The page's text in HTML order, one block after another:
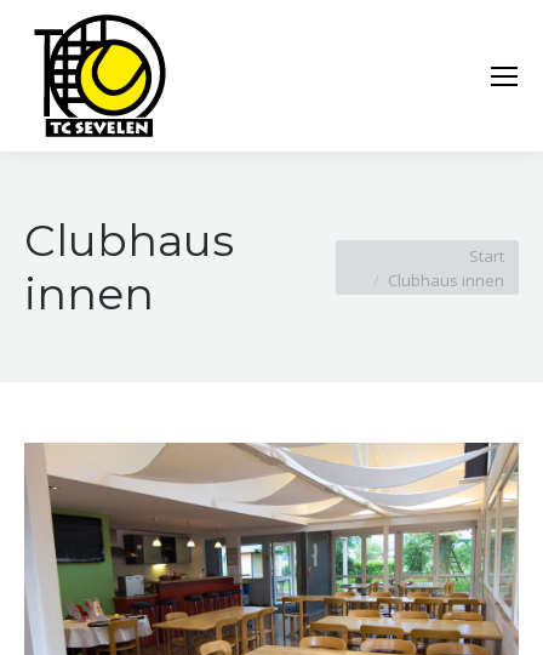
Clubhaus
innen
Sie befinden sich hier:
Start
Clubhaus innen